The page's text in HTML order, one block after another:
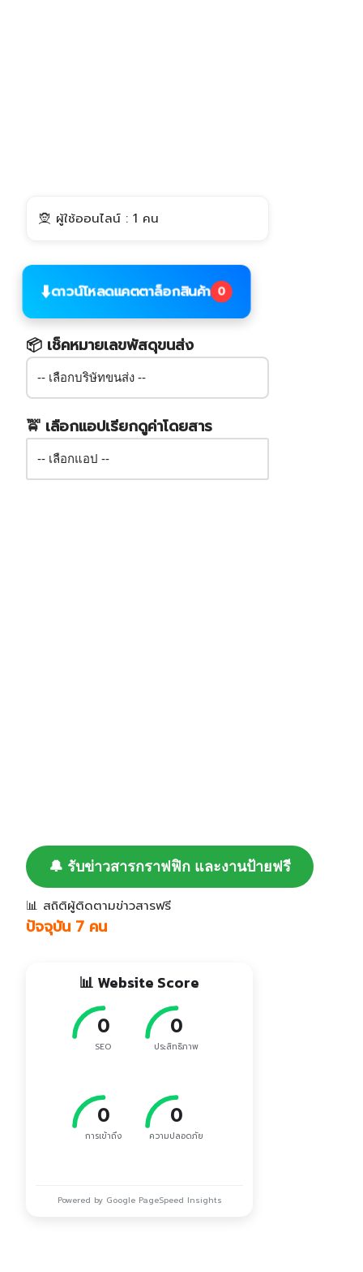
🧝 ผู้ใช้ออนไลน์ : 1 คน
⬇️ดาวน์โหลดแคตตาล็อกสินค้า 0
📦 เช็คหมายเลขพัสดุขนส่ง
🚖 เลือกแอปเรียกดูค่าโดยสาร
🔔 รับข่าวสารกราฟฟิก และงานป้ายฟรี
📊 สถิติผู้ติดตามข่าวสารฟรี
ปัจจุบัน 7 คน
📊 Website Score
0
SEO
0
ประสิทธิภาพ
0
การเข้าถึง
0
ความปลอดภัย
Powered by Google PageSpeed Insights